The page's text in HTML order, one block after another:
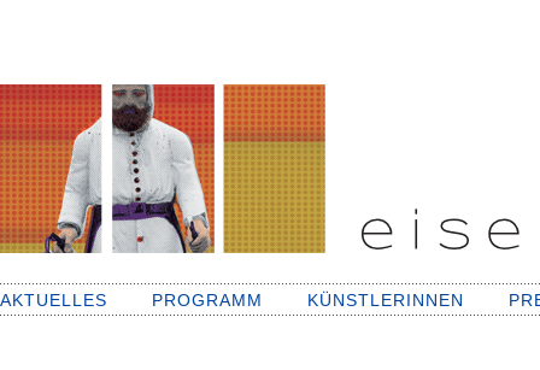
AKTUELLES PROGRAMM KÜNSTLERINNEN